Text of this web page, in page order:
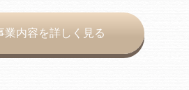
業内容を詳しく見る